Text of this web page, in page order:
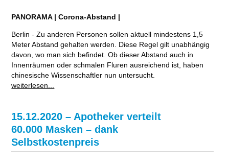
PANORAMA | Corona-Abstand |
Berlin - Zu anderen Personen sollen aktuell mindestens 1,5
Meter Abstand gehalten werden. Diese Regel gilt unabhängig
davon, wo man sich befindet. Ob dieser Abstand auch in
Innenräumen oder schmalen Fluren ausreichend ist, haben
chinesische Wissenschaftler nun untersucht.
weiterlesen...
15.12.2020 – Apotheker verteilt
60.000 Masken – dank
Selbstkostenpreis